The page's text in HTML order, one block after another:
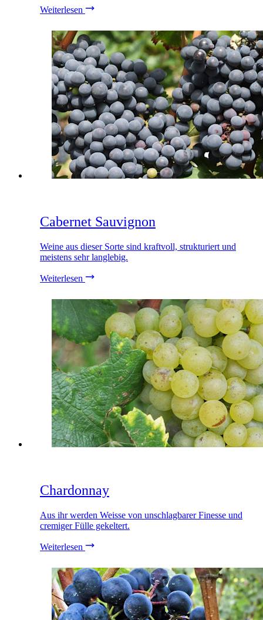
Weiterlesen
Cabernet Sauvignon
Weine aus dieser Sorte sind kraftvoll, strukturiert und
meistens sehr langlebig.
Weiterlesen
Chardonnay
Aus ihr werden Weisse von unschlagbarer Finesse und
cremiger Fülle gekeltert.
Weiterlesen